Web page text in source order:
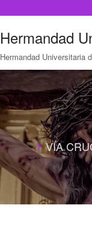
Hermandad
Hermandad Universitaria
VÍA